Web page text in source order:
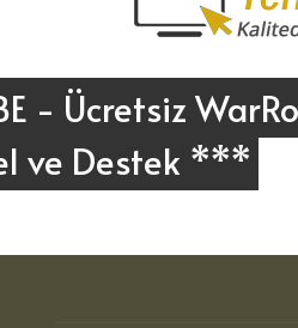
- Ücretsiz
ve Destek ***